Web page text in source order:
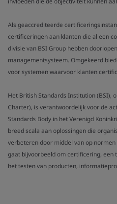
Als geaccrediteerde
certificeringen aan klanten die al een
divisie van BSI Group hebben
managementsysteem. Omgekeerd
voor systemen waarvoor klanten
Het British Standards Institution (BSI),
Charter), is verantwoordelijk voor de
Standards Body in het Verenigd
breed scala aan oplossingen die
verbeteren door middel van op
gaat bijvoorbeeld om certificering, een
het testen van producten,